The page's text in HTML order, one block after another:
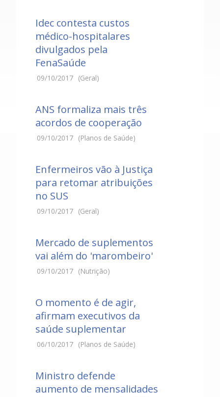
Idec contesta custos
médico-hospitalares
divulgados pela
FenaSaúde
09/10/2017 (Geral)
ANS formaliza mais três
acordos de cooperação
09/10/2017 (Planos de Saúde)
Enfermeiros vão à Justiça
para retomar atribuições
no SUS
09/10/2017 (Geral)
Mercado de suplementos
vai além do 'marombeiro'
09/10/2017 (Nutrição)
O momento é de agir,
afirmam executivos da
saúde suplementar
06/10/2017 (Planos de Saúde)
Ministro defende
aumento de mensalidades